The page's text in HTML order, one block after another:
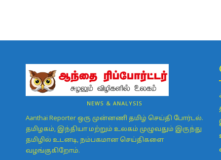
NEWS & ANALYSIS
Aanthai Reporter ஒரு முன்னணி தமிழ் செய்தி போர்டல்.
தமிழகம், இந்தியா மற்றும் உலகம் முழுவதும் இருந்து
தமிழில் உடனடி, நம்பகமான செய்திகளை
வழங்குகிறோம்.